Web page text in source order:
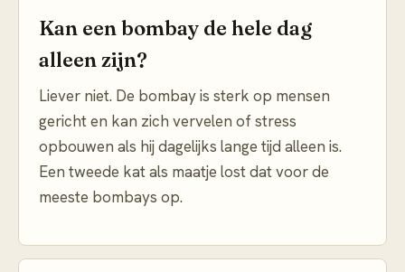
Kan een bombay de hele dag
alleen zijn?
Liever niet. De bombay is sterk op mensen
gericht en kan zich vervelen of stress
opbouwen als hij dagelijks lange tijd alleen is.
Een tweede kat als maatje lost dat voor de
meeste bombays op.